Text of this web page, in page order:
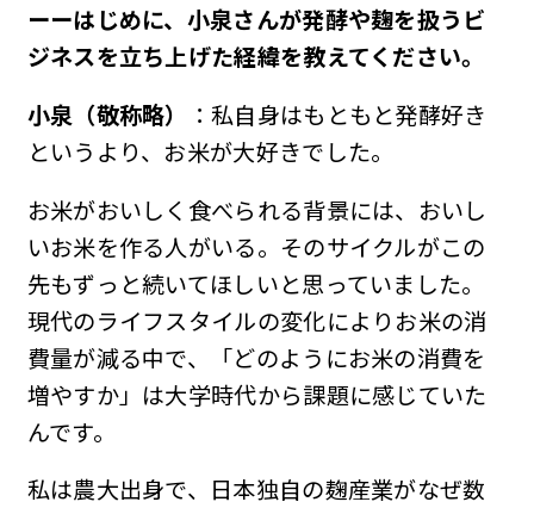
ーーはじめに、小泉さんが発酵や麹を扱うビ
ジネスを立ち上げた経緯を教えてください。
小泉（敬称略）
：私自身はもともと発酵好き
というより、お米が大好きでした。
お米がおいしく食べられる背景には、おいし
いお米を作る人がいる。そのサイクルがこの
先もずっと続いてほしいと思っていました。
現代のライフスタイルの変化によりお米の消
費量が減る中で、「どのようにお米の消費を
増やすか」は大学時代から課題に感じていた
んです。
私は農大出身で、日本独自の麹産業がなぜ数